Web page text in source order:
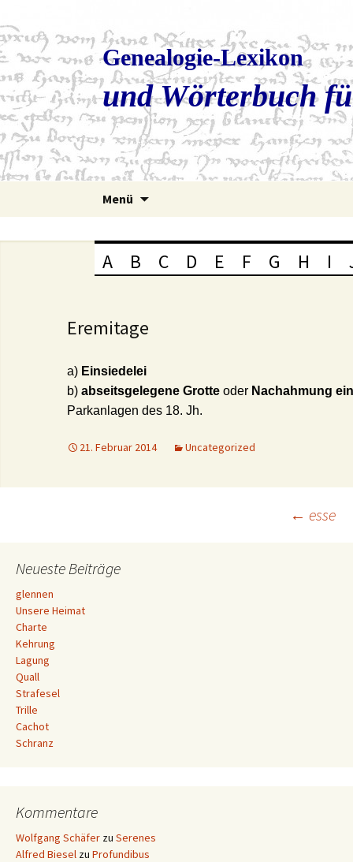
Genealogie-Lexikon
und Wörterbuch
Menü
A B C D E F G H I
Eremitage
a) Einsiedelei
b) abseitsgelegene Grotte oder Nachahmung
Parkanlagen des 18. Jh.
21. Februar 2014 Uncategorized
Navigation
← esse
Neueste Beiträge
glennen
Unsere Heimat
Charte
Kehrung
Lagung
Quall
Strafesel
Trille
Cachot
Schranz
Kommentare
Wolfgang Schäfer zu Serenes
Alfred Biesel zu Profundibus